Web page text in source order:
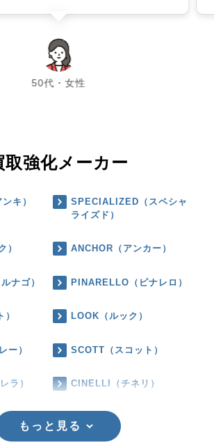
50代・女性
chevron_left chevron_right
取強化メーカー
キ）
SPECIALIZED（スペシャ
ライズド）
） ANCHOR（アンカー）
ナゴ） PINARELLO（ピナレロ）
LOOK（ルック）
ー） SCOTT（スコット）
ラ） CINELLI（チネリ）
もっと見る